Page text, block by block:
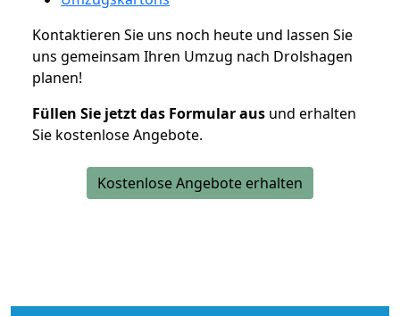
Kontaktieren Sie uns noch heute und lassen Sie
uns gemeinsam Ihren Umzug nach Drolshagen
planen!
Füllen Sie jetzt das Formular aus und erhalten
Sie kostenlose Angebote.
Kostenlose Angebote erhalten